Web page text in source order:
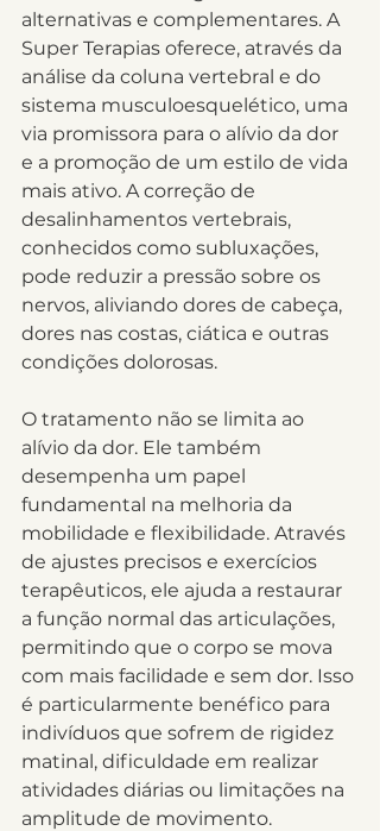
alternativas e complementares. A
Super Terapias oferece, através da
análise da coluna vertebral e do
sistema musculoesquelético, uma
via promissora para o alívio da dor
e a promoção de um estilo de vida
mais ativo. A correção de
desalinhamentos vertebrais,
conhecidos como subluxações,
pode reduzir a pressão sobre os
nervos, aliviando dores de cabeça,
dores nas costas, ciática e outras
condições dolorosas.
O tratamento não se limita ao
alívio da dor. Ele também
desempenha um papel
fundamental na melhoria da
mobilidade e flexibilidade. Através
de ajustes precisos e exercícios
terapêuticos, ele ajuda a restaurar
a função normal das articulações,
permitindo que o corpo se mova
com mais facilidade e sem dor. Isso
é particularmente benéfico para
indivíduos que sofrem de rigidez
matinal, dificuldade em realizar
atividades diárias ou limitações na
amplitude de movimento.